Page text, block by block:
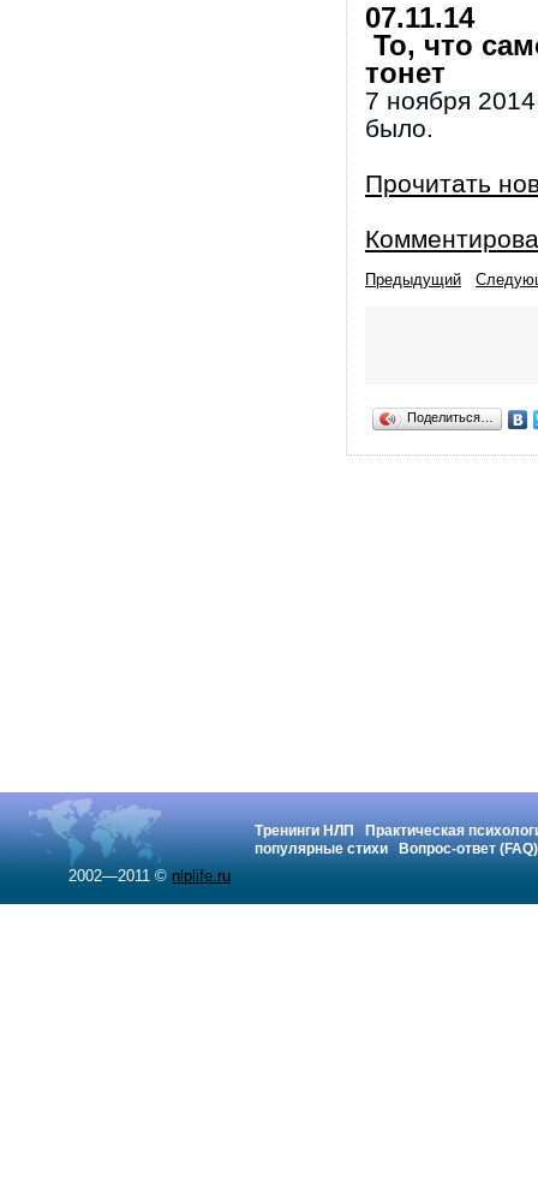
07.11.14
То, что
тонет
7 ноября
было.
Прочитать
Предыдущий
Поделиться…
Тренинги НЛП
Практическая
популярные стихи
Вопрос-ответ (FAQ)
2002—2011 © nlplife.ru